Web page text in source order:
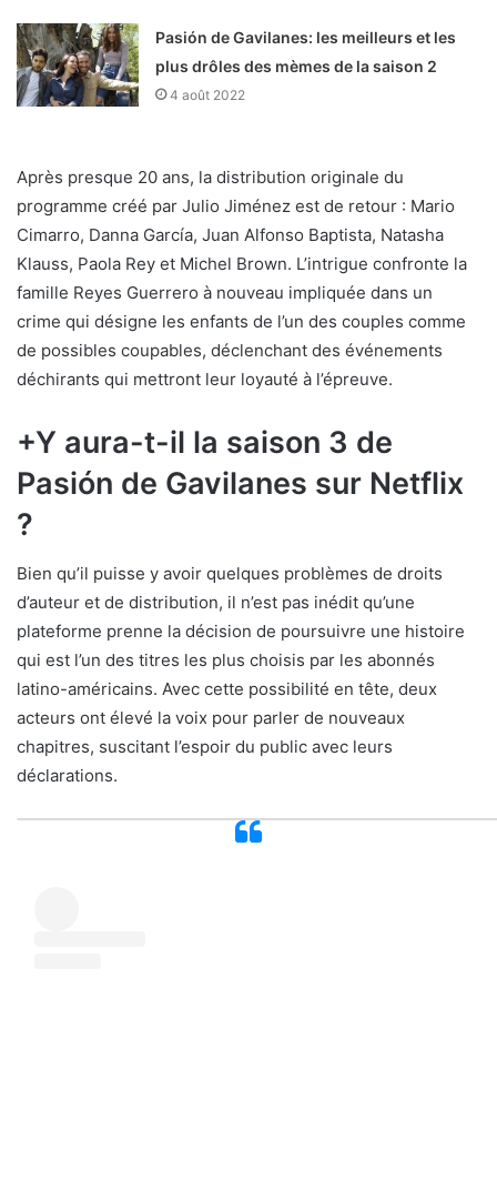
Pasión de Gavilanes: les meilleurs et les
plus drôles des mèmes de la saison 2
4 août 2022
Après presque 20 ans, la distribution originale du
programme créé par Julio Jiménez est de retour : Mario
Cimarro, Danna García, Juan Alfonso Baptista, Natasha
Klauss, Paola Rey et Michel Brown. L’intrigue confronte la
famille Reyes Guerrero à nouveau impliquée dans un
crime qui désigne les enfants de l’un des couples comme
de possibles coupables, déclenchant des événements
déchirants qui mettront leur loyauté à l’épreuve.
+Y aura-t-il la saison 3 de
Pasión de Gavilanes sur Netflix
?
Bien qu’il puisse y avoir quelques problèmes de droits
d’auteur et de distribution, il n’est pas inédit qu’une
plateforme prenne la décision de poursuivre une histoire
qui est l’un des titres les plus choisis par les abonnés
latino-américains. Avec cette possibilité en tête, deux
acteurs ont élevé la voix pour parler de nouveaux
chapitres, suscitant l’espoir du public avec leurs
déclarations.